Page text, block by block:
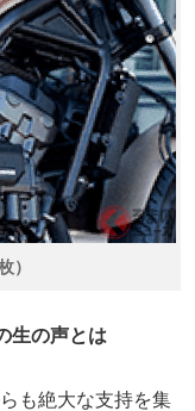
）
生の声とは
も絶大な支持を集